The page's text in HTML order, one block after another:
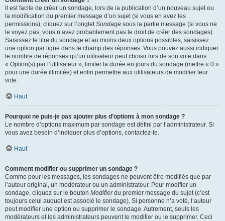
Il est facile de créer un sondage, lors de la publication d’un nouveau sujet ou
la modification du premier message d’un sujet (si vous en avez les
permissions), cliquez sur l’ongletSondage sous la partie message (si vous ne
le voyez pas, vous n’avez probablement pas le droit de créer des sondages).
Saisissez le titre du sondage et au moins deux options possibles, saisissez
une option par ligne dans le champ des réponses. Vous pouvez aussi indiquer
le nombre de réponses qu’un utilisateur peut choisir lors de son vote dans
« Option(s) par l’utilisateur », limiter la durée en jours du sondage (mettre « 0 »
pour une durée illimitée) et enfin permettre aux utilisateurs de modifier leur
vote.
Haut
Pourquoi ne puis-je pas ajouter plus d’options à mon sondage ?
Le nombre d’options maximum par sondage est défini par l’administrateur. Si
vous avez besoin d’indiquer plus d’options, contactez-le.
Haut
Comment modifier ou supprimer un sondage ?
Comme pour les messages, les sondages ne peuvent être modifiés que par
l’auteur original, un modérateur ou un administrateur. Pour modifier un
sondage, cliquez sur le bouton Modifierdu premier message du sujet (c’est
toujours celui auquel est associé le sondage). Si personne n’a voté, l’auteur
peut modifier une option ou supprimer le sondage. Autrement, seuls les
modérateurs et les administrateurs peuvent le modifier ou le supprimer. Ceci